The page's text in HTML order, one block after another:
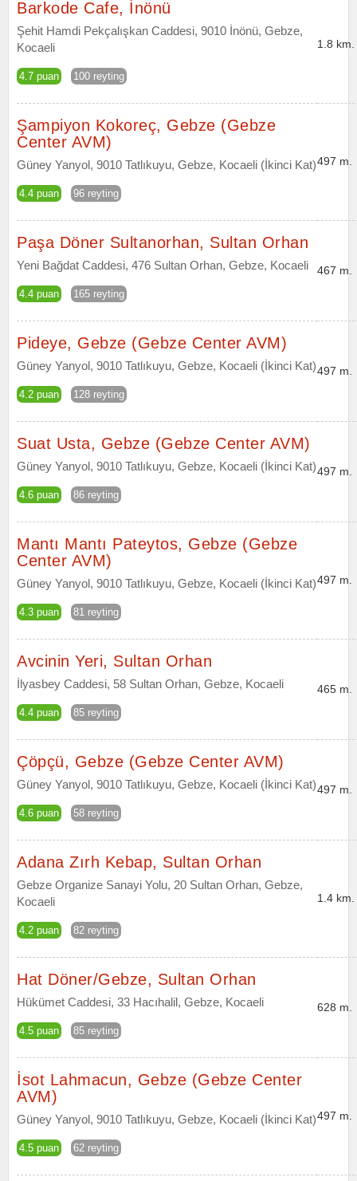
Barkode Cafe, İnönü
Şehit Hamdi Pekçalışkan Caddesi, 9010 İnönü, Gebze,
Kocaeli
4.7 puan 100 reyting
1.8 km.
Şampiyon Kokoreç, Gebze (Gebze
Center AVM)
Güney Yanyol, 9010 Tatlıkuyu, Gebze, Kocaeli (İkinci Kat)
4.4 puan 96 reyting
497 m.
Paşa Döner Sultanorhan, Sultan Orhan
Yeni Bağdat Caddesi, 476 Sultan Orhan, Gebze, Kocaeli
4.4 puan 165 reyting
467 m.
Pideye, Gebze (Gebze Center AVM)
Güney Yanyol, 9010 Tatlıkuyu, Gebze, Kocaeli (İkinci Kat)
4.2 puan 128 reyting
497 m.
Suat Usta, Gebze (Gebze Center AVM)
Güney Yanyol, 9010 Tatlıkuyu, Gebze, Kocaeli (İkinci Kat)
4.6 puan 86 reyting
497 m.
Mantı Mantı Pateytos, Gebze (Gebze
Center AVM)
Güney Yanyol, 9010 Tatlıkuyu, Gebze, Kocaeli (İkinci Kat)
4.3 puan 81 reyting
497 m.
Avcinin Yeri, Sultan Orhan
İlyasbey Caddesi, 58 Sultan Orhan, Gebze, Kocaeli
4.4 puan 85 reyting
465 m.
Çöpçü, Gebze (Gebze Center AVM)
Güney Yanyol, 9010 Tatlıkuyu, Gebze, Kocaeli (İkinci Kat)
4.6 puan 58 reyting
497 m.
Adana Zırh Kebap, Sultan Orhan
Gebze Organize Sanayi Yolu, 20 Sultan Orhan, Gebze,
Kocaeli
4.2 puan 82 reyting
1.4 km.
Hat Döner/Gebze, Sultan Orhan
Hükümet Caddesi, 33 Hacıhalil, Gebze, Kocaeli
4.5 puan 85 reyting
628 m.
İsot Lahmacun, Gebze (Gebze Center
AVM)
Güney Yanyol, 9010 Tatlıkuyu, Gebze, Kocaeli (İkinci Kat)
4.5 puan 62 reyting
497 m.